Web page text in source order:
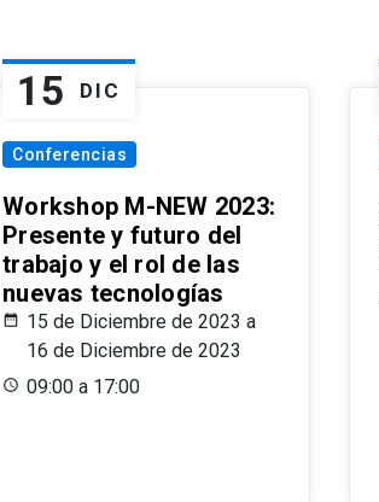
15 DIC
Conferencias
Workshop M-NEW 2023:
Presente y futuro del
trabajo y el rol de las
nuevas tecnologías
15 de Diciembre de 2023 a
16 de Diciembre de 2023
09:00 a 17:00